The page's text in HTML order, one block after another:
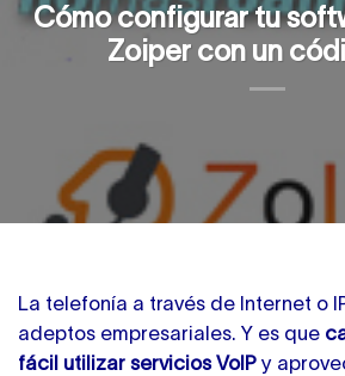
Cómo configurar tu
Zoiper con un
La telefonía a través de Internet o
adeptos empresariales. Y es que
fácil utilizar servicios VoIP y